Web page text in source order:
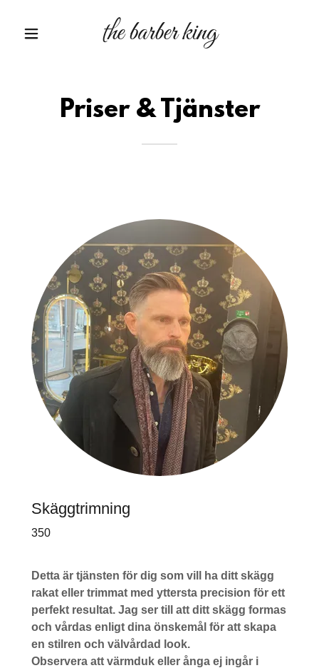
the barber king
Priser & Tjänster
Skäggtrimning
350
Detta är tjänsten för dig som vill ha ditt skägg
rakat eller trimmat med yttersta precision för ett
perfekt resultat. Jag ser till att ditt skägg formas
och vårdas enligt dina önskemål för att skapa
en stilren och välvårdad look.
Observera att värmduk eller ånga ej ingår i